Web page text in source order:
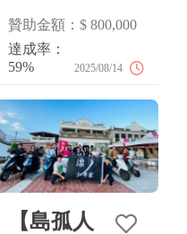
線
贊助金額：$ 800,000
達成率：
59%
2025/08/14
【島孤人